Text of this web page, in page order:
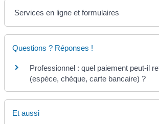
Services en ligne et formulaires
Questions ? Réponses !
Professionnel : quel paiement peut-il
(espèce, chèque, carte bancaire) ?
Et aussi